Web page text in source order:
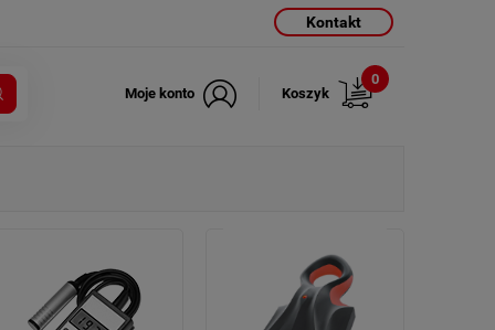
Kontakt
Moje konto Koszyk
0